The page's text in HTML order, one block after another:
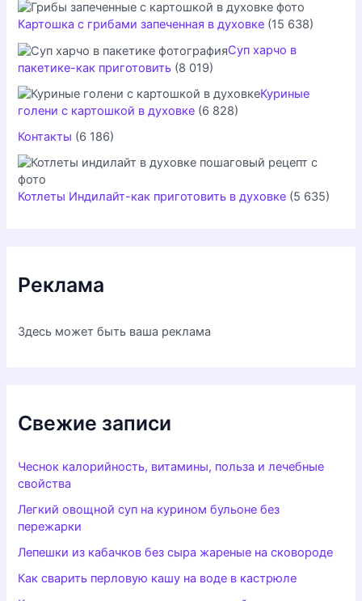
Картошка с грибами запеченная в духовке (15 638)
Суп харчо в
пакетике-как приготовить (8 019)
Куриные
голени с картошкой в духовке (6 828)
Контакты (6 186)
Котлеты Индилайт-как приготовить в духовке (5 635)
Реклама
Здесь может быть ваша реклама
Свежие записи
Чеснок калорийность, витамины, польза и лечебные
свойства
Легкий овощной суп на курином бульоне без
пережарки
Лепешки из кабачков без сыра жареные на сковороде
Как сварить перловую кашу на воде в кастрюле